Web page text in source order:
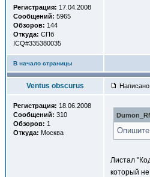
Регистрация: 17.04.2008
Сообщений: 5965
Обзоров: 144
Откуда: СПб
ICQ#335380035
В начало страницы
Ventus obscurus
Регистрация: 18.06.2008
Сообщений: 310
Обзоров: 1
Откуда: Москва Опишите
Листал
который